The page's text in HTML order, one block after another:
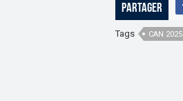
Partager
Tags CAN 2025